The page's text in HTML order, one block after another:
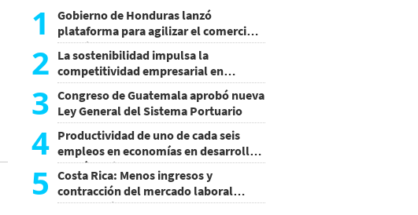
1
Gobierno de Honduras lanzó
plataforma para agilizar el comercio
exterior
2 La sostenibilidad impulsa la
competitividad empresarial en
Guatemala
3 Congreso de Guatemala aprobó nueva
Ley General del Sistema Portuario
4 Productividad de uno de cada seis
empleos en economías en desarrollo
podría mejorar por la IA
5
Costa Rica: Menos ingresos y
contracción del mercado laboral
causan baja del consumo